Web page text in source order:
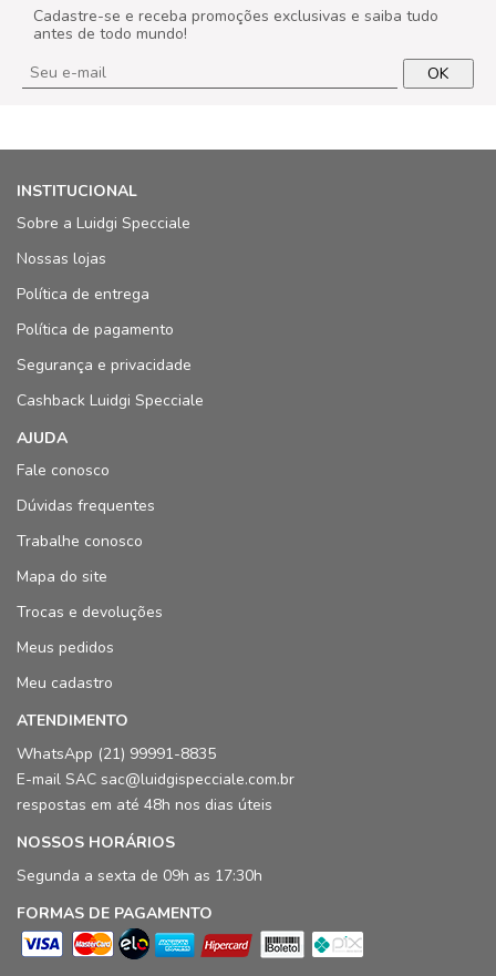
Cadastre-se e receba promoções exclusivas e saiba tudo
antes de todo mundo!
OK
INSTITUCIONAL
Sobre a Luidgi Specciale
Nossas lojas
Política de entrega
Política de pagamento
Segurança e privacidade
Cashback Luidgi Specciale
AJUDA
Fale conosco
Dúvidas frequentes
Trabalhe conosco
Mapa do site
Trocas e devoluções
Meus pedidos
Meu cadastro
ATENDIMENTO
WhatsApp (21) 99991-8835
E-mail SAC sac@luidgispecciale.com.br
respostas em até 48h nos dias úteis
NOSSOS HORÁRIOS
Segunda a sexta de 09h as 17:30h
FORMAS DE PAGAMENTO